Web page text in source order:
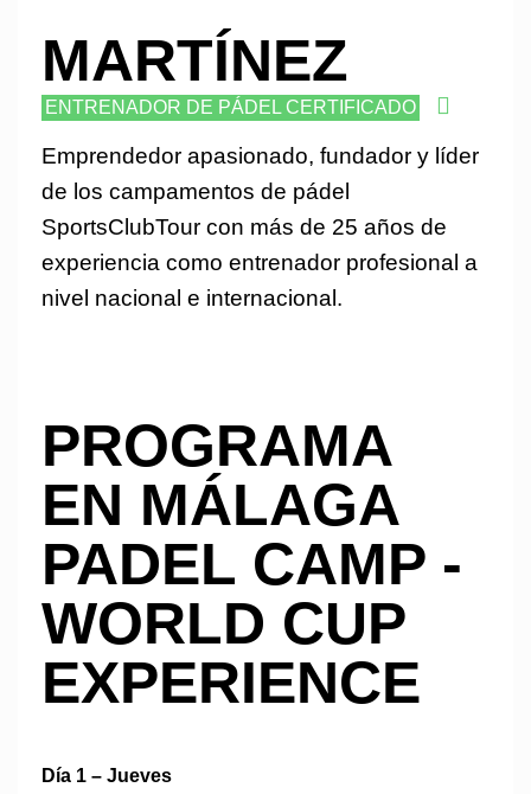
MARTÍNEZ
ENTRENADOR DE PÁDEL CERTIFICADO
Emprendedor apasionado, fundador y líder
de los campamentos de pádel
SportsClubTour con más de 25 años de
experiencia como entrenador profesional a
nivel nacional e internacional.
PROGRAMA
EN MÁLAGA
PADEL CAMP -
WORLD CUP
EXPERIENCE
Día 1 – Jueves